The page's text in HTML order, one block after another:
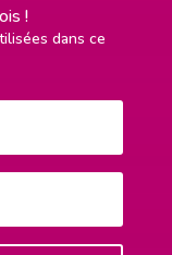
!
dans ce